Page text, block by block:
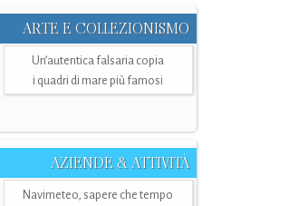
ARTE E COLLEZIONISMO
Un’autentica falsaria copia
i quadri di mare più famosi
AZIENDE & ATTIVITÀ
Navimeteo, sapere che tempo